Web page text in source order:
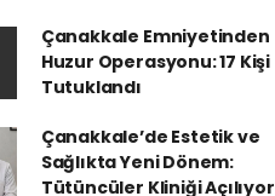
Çanakkale Emniyetinden
Huzur Operasyonu: 17 Kişi
Tutuklandı
Çanakkale’de Estetik ve
Sağlıkta Yeni Dönem:
Tütüncüler Kliniği Açılıyor